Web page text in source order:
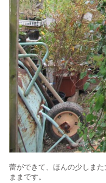
蕾ができて、ほんの少しま
ままです。